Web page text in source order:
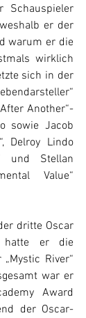
Schauspieler
er der
warum er die
wirklich
sich in der
Another“-
sowie Jacob
Delroy Lindo
und Stellan
Value“
dritte Oscar
hatte er die
River“
war er
Award
der Oscar-